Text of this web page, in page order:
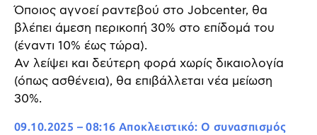
Όποιος αγνοεί ραντεβού στο Jobcenter, θα
βλέπει άμεση περικοπή 30% στο επίδομά του
(έναντι 10% έως τώρα).
Αν λείψει και δεύτερη φορά χωρίς δικαιολογία
(όπως ασθένεια), θα επιβάλλεται νέα μείωση
30%.
09.10.2025 – 08:16 Αποκλειστικό: Ο συνασπισμός